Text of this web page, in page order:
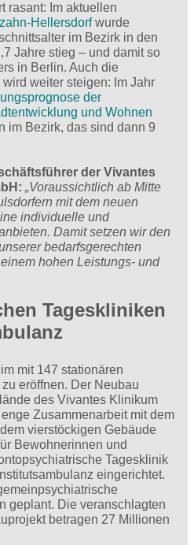
rasant: Im aktuellen
Hellersdorfwurde
im Bezirk in den
Jahre stieg – und damit so
in Berlin. Auch die
weiter steigen: Im Jahr
der
und Wohnen
im Bezirk, das sind dann 9
der Vivantes
„Voraussichtlich ab Mitte
mit dem neuen
individuelle und
Damit setzen wir den
bedarfsgerechten
hohen Leistungs- und
Tageskliniken
mit 147 stationären
eröffnen. Der Neubau
des Vivantes Klinikum
Zusammenarbeit mit dem
vierstöckigen Gebäude
Bewohnerinnen und
Tagesklinik
eingerichtet.
geplant. Die veranschlagten
betragen 27 Millionen